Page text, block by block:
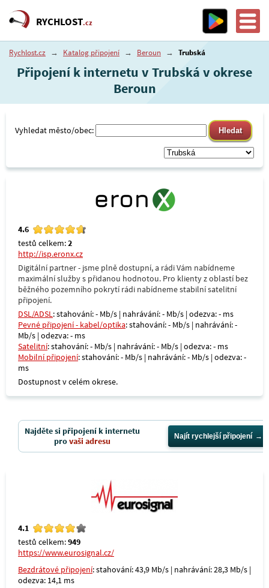
RYCHLOST.cz
Rychlost.cz → Katalog připojení → Beroun → Trubská
Připojení k internetu v Trubská v okrese
Beroun
Vyhledat město/obec:
4.6
testů celkem:2
http://isp.eronx.cz
Digitální partner - jsme plně dostupní, a rádi Vám nabídneme
maximální služby s přidanou hodnotou. Pro klienty z oblastí bez
běžného pozemního pokrytí rádi nabídneme stabilní satelitní
připojení.
DSL/ADSL: stahování: - Mb/s | nahrávání: - Mb/s | odezva: - ms
Pevné připojení - kabel/optika: stahování: - Mb/s | nahrávání: -
Mb/s | odezva: - ms
Satelitní: stahování: - Mb/s | nahrávání: - Mb/s | odezva: - ms
Mobilní připojení: stahování: - Mb/s | nahrávání: - Mb/s | odezva: -
ms
Dostupnost v celém okrese.
Najděte si připojení k internetu
provaši adresu Najít rychlejší připojení
4.1
testů celkem:949
https://www.eurosignal.cz/
Bezdrátové připojení: stahování: 43,9 Mb/s | nahrávání: 28,3 Mb/s |
odezva: 14,1 ms